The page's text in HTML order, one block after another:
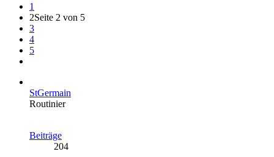
1
2Seite 2 von 5
3
4
5
StGermain
Routinier
Beiträge
204